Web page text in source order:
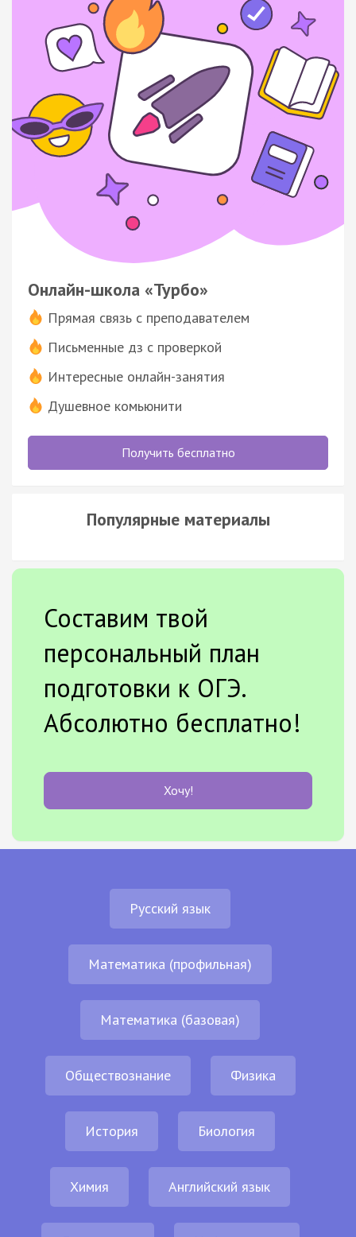
Онлайн-школа «Турбо»
Прямая связь с преподавателем
Письменные дз с проверкой
Интересные онлайн-занятия
Душевное комьюнити
Получить бесплатно
Популярные материалы
Составим твой
персональный план
подготовки к ОГЭ.
Абсолютно бесплатно!
Хочу!
Русский язык
Математика (профильная)
Математика (базовая)
Обществознание Физика
История Биология
Химия Английский язык